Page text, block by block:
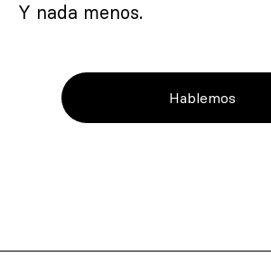
Y nada menos.
Hablemos